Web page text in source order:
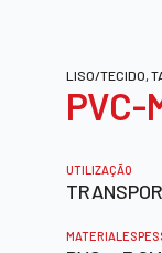
LISO/TECIDO,
PVC-
UTILIZAÇÃO
MATERIAL